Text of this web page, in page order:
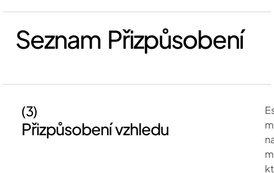
Seznam Přizpůsobení
(3)
Přizpůsobení vzhledu